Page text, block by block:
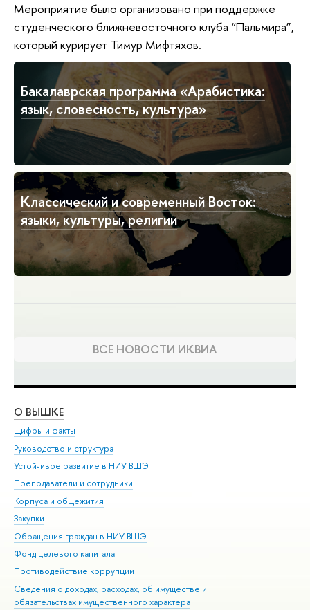
Мероприятие было организовано при поддержке
студенческого ближневосточного клуба “Пальмира”,
который курирует Тимур Мифтяхов.
Бакалаврская программа «Арабистика:
язык, словесность, культура»
Классический и современный Восток:
языки, культуры, религии
ВСЕ НОВОСТИ ИКВИА
О ВЫШКЕ
Цифры и факты
Руководство и структура
Устойчивое развитие в НИУ ВШЭ
Преподаватели и сотрудники
Корпуса и общежития
Закупки
Обращения граждан в НИУ ВШЭ
Фонд целевого капитала
Противодействие коррупции
Сведения о доходах, расходах, об имуществе и
обязательствах имущественного характера